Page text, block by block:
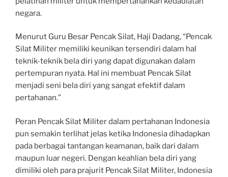
negara.
Menurut Guru Besar Pencak Silat, Haji Dadang, “Pencak
Silat Militer memiliki keunikan tersendiri dalam hal
teknik-teknik bela diri yang dapat digunakan dalam
pertempuran nyata. Hal ini membuat Pencak Silat
menjadi seni bela diri yang sangat efektif dalam
pertahanan.”
Peran Pencak Silat Militer dalam pertahanan Indonesia
pun semakin terlihat jelas ketika Indonesia dihadapkan
pada berbagai tantangan keamanan, baik dari dalam
maupun luar negeri. Dengan keahlian bela diri yang
dimiliki oleh para prajurit Pencak Silat Militer, Indonesia